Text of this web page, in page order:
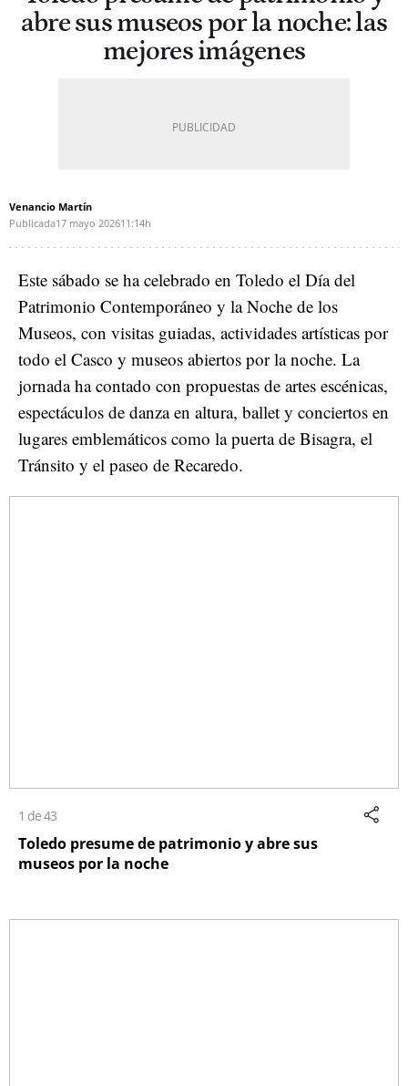
abre sus museos por la noche: las
mejores imágenes
Venancio Martín
Publicada17 mayo 202611:14h
Este sábado se ha celebrado en Toledo el Día del
Patrimonio Contemporáneo y la Noche de los
Museos, con visitas guiadas, actividades artísticas por
todo el Casco y museos abiertos por la noche. La
jornada ha contado con propuestas de artes escénicas,
espectáculos de danza en altura, ballet y conciertos en
lugares emblemáticos como la puerta de Bisagra, el
Tránsito y el paseo de Recaredo.
1 de 43
Toledo presume de patrimonio y abre sus
museos por la noche